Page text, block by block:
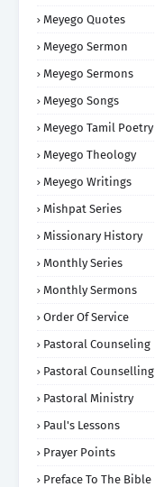
Meyego Quotes
Meyego Sermon
Meyego Sermons
Meyego Songs
Meyego Tamil Poetry
Meyego Theology
Meyego Writings
Mishpat Series
Missionary History
Monthly Series
Monthly Sermons
Order Of Service
Pastoral Counseling
Pastoral Counselling
Pastoral Ministry
Paul's Lessons
Prayer Points
Preface To The Bible